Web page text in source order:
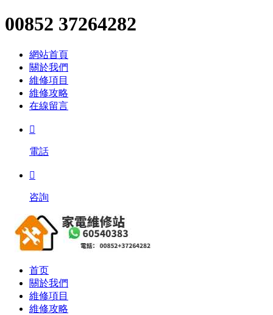
00852 37264282
網站首頁
關於我們
維修項目
維修攻略
在線留言

電話

咨詢
首页
關於我們
維修項目
維修攻略